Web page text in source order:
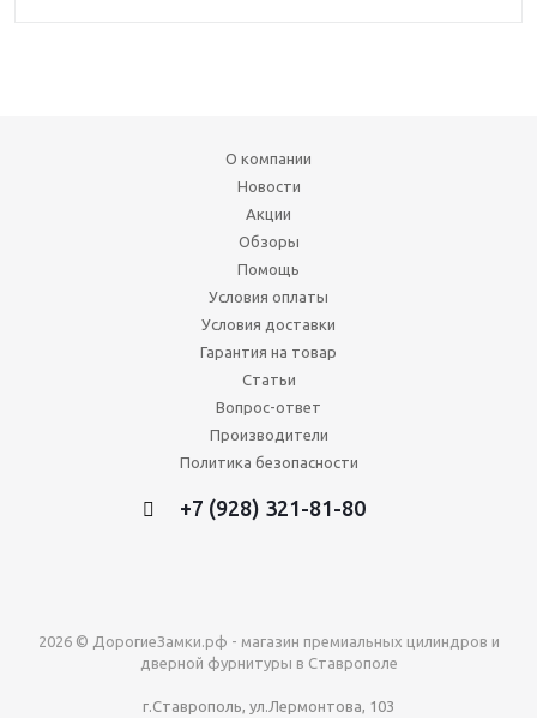
О компании
Новости
Акции
Обзоры
Помощь
Условия оплаты
Условия доставки
Гарантия на товар
Статьи
Вопрос-ответ
Производители
Политика безопасности
+7 (928) 321-81-80
2026 © ДорогиеЗамки.рф - магазин премиальных цилиндров и
дверной фурнитуры в Ставрополе
г.Ставрополь, ул.Лермонтова, 103